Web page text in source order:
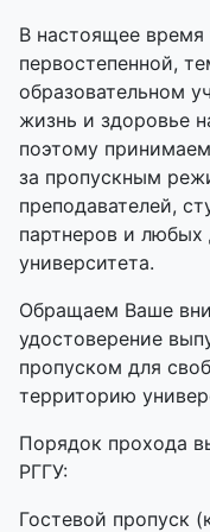
В настоящее время
первостепенной,
образовательном
жизнь и здоровье
поэтому
за пропускным
преподавателей,
партнеров и любых
университета.
Обращаем Ваше
удостоверение
пропуском для
территорию
Порядок прохода
РГГУ:
Гостевой пропуск